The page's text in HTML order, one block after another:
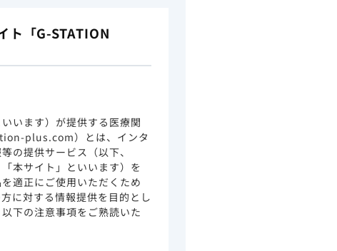
ト「G-STATION
います）が提供する医療関
plus.com）とは、インタ
の提供サービス（以下、
本サイト」といいます）を
適正にご使用いただくため
に対する情報提供を目的とし
下の注意事項をご熟読いた